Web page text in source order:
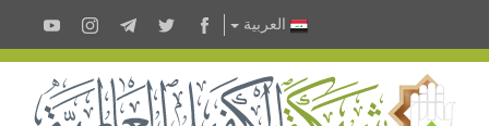
العربية